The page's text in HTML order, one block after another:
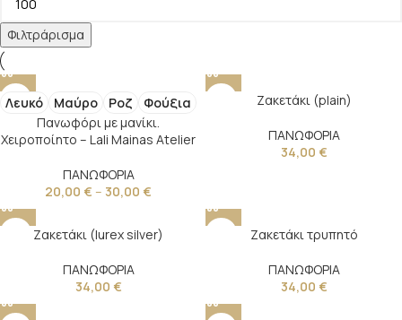
Φιλτράρισμα
Λευκό Μαύρο Ροζ
Φούξια
Πανωφόρι με μανίκι.
Χειροποίητο – Lali Mainas Atelier
ΠΑΝΩΦΟΡΙΑ
20,00 € – 30,00 €
Ζακετάκι (plain)
ΠΑΝΩΦΟΡΙΑ
34,00 €
Ζακετάκι (lurex silver)
ΠΑΝΩΦΟΡΙΑ
34,00 €
Ζακετάκι τρυπητό
ΠΑΝΩΦΟΡΙΑ
34,00 €